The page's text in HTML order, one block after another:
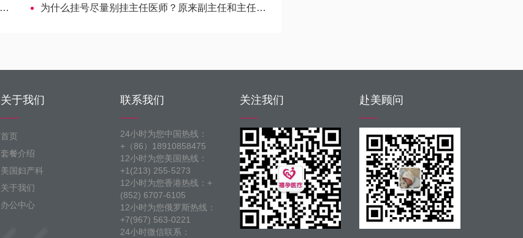
为什么挂号尽量别挂主任医师？原来副主任和主任大有区别
关于我们
首页
套餐介绍
美国妇产科
关于我们
办公中心
联系我们
24小时为您中国热线：
+（86）18910858475
12小时为您美国热线：
+1(213) 255-5273
12小时为您香港热线：+
(852) 6707-6105
12小时为您俄罗斯热线：
+7(967) 563-0221
24小时微信联系：
关注我们 赴美顾问